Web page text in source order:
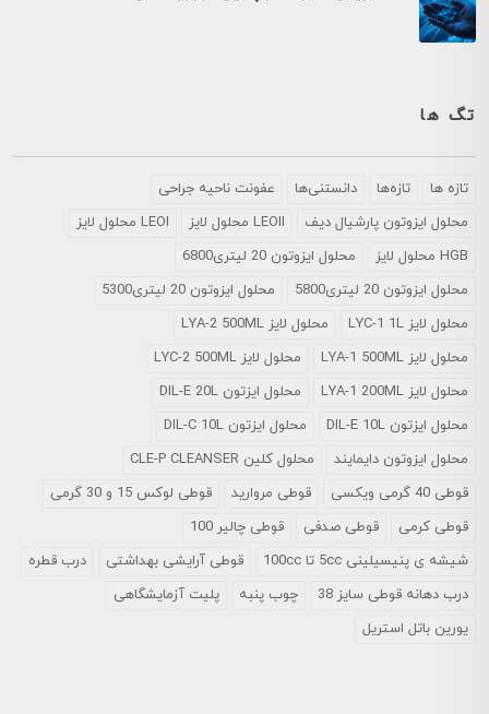
تگ ها
تازه ها تازه‌ها دانستنی‌ها
عفونت ناحیه جراحی
محلول ايزوتون پارشيال ديف
LEOII محلول لایز
LEOI محلول لایز
HGB محلول لایز
محلول ایزوتون 20 لیتری6800
محلول ایزوتون 20 لیتری5800
محلول ایزوتون 20 لیتری5300
محلول لایز LYC-1 1L
محلول لایز LYA-2 500ML
محلول لایز LYA-1 500ML
محلول لایز LYC-2 500ML
محلول لایز LYA-1 200ML
محلول ایزتون DIL-E 20L
محلول ایزتون DIL-E 10L
محلول ایزتون DIL-C 10L
محلول ایزوتون دایمایند
محلول کلین CLE-P CLEANSER
قوطی 40 گرمی ویکسی
قوطی مروارید
قوطی لوکس 15 و 30 گرمی
قوطی کرمی
قوطی صدفی
قوطی چالیر 100
شیشه ی پنیسیلینی 5cc تا 100cc
قوطی آرایشی بهداشتی
درب قطره
درب دهانه قوطی سایز 38
چوب پنبه
پلیت آزمایشگاهی
یورین باتل استریل